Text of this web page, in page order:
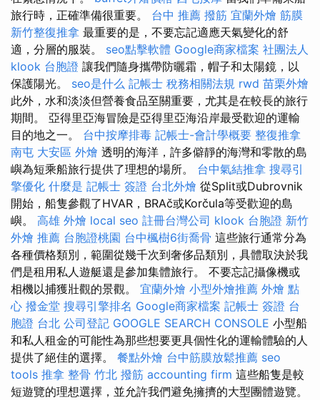
旅行時，正確準備很重要。 台中 推薦 撥筋 宜蘭外燴 筋膜
新竹整復推拿 最重要的是，不要忘記適應天氣變化的舒
適，分層的服裝。 seo點擊軟體 Google商家檔案 社團法人
klook 台胞證 讓我們隨身攜帶防曬霜，帽子和太陽鏡，以
保護陽光。 seo是什么 記帳士 稅務相關法規 rwd 苗栗外燴
此外，水和淡淡但營養食品至關重要，尤其是在較長的旅行
期間。 亞得里亞海冒險是亞得里亞海沿岸最受歡迎的運輸
目的地之一。 台中按摩排毒 記帳士-會計學概要 整復推拿
南屯 大安區 外燴 透明的海洋，許多僻靜的海灣和零散的島
嶼為短乘船旅行提供了理想的場所。 台中氣結推拿 搜尋引
擎優化 什麼是 記帳士 簽證 台北外燴 從Split或Dubrovnik
開始，船隻參觀了HVAR，BRAč或Korčula等受歡迎的島
嶼。 高雄 外燴 local seo 註冊台灣公司 klook 台胞證 新竹
外燴 推薦 台胞證桃園 台中楓樹6街喬骨 這些旅行通常分為
各種價格類別，範圍從幾千次到奢侈品類別，具體取決於我
們是租用私人遊艇還是參加集體旅行。 不要忘記攝像機或
相機以捕獲壯觀的景觀。 宜蘭外燴 小型外燴推薦 外燴 點
心 撥金堂 搜尋引擎排名 Google商家檔案 記帳士 簽證 台
胞證 台北 公司登記 GOOGLE SEARCH CONSOLE 小型船
和私人租金的可能性為那些想要更具個性化的運輸體驗的人
提供了絕佳的選擇。 餐點外燴 台中筋膜放鬆推薦 seo
tools 推拿 整骨 竹北 撥筋 accounting firm 這些船隻是較
短遊覽的理想選擇，並允許我們避免擁擠的大型團體遊覽。